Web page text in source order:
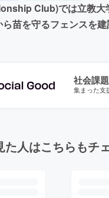
Club)では立教大
苗を守るフェンスを
社会課
集まった支
た人はこちらもチ